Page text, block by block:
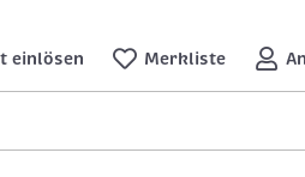
einlösen Merkliste